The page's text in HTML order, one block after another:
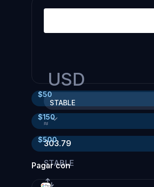
USD
STABLE
≈
303.79
STABLE
$50
$150
$500
Pagar con